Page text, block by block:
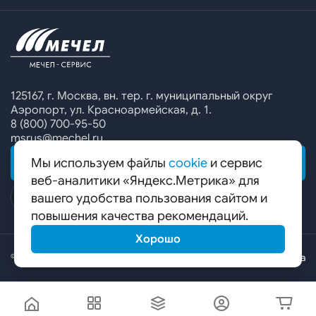
Сбор коммерческих предложений
Специальные предложения
Калькулятор металла
Ижсталь
Уральская кузница
Белорецкий металлургический комбинат
Гурьевский филиал ЧМК
125167, г. Москва, вн. тер. г. муниципальный округ
Аэропорт, ул. Красноармейская, д. 1.
8 (800) 700-95-50
msrus@mechel.ru
ОБРАТНАЯ СВЯЗЬ
© ООО «Мечел-Сервис», 2026 Карта сайта
Мы используем файлы cookie и сервис
веб-аналитики «Яндекс.Метрика» для
вашего удобства пользования сайтом и
повышения качества рекомендаций.
Хорошо